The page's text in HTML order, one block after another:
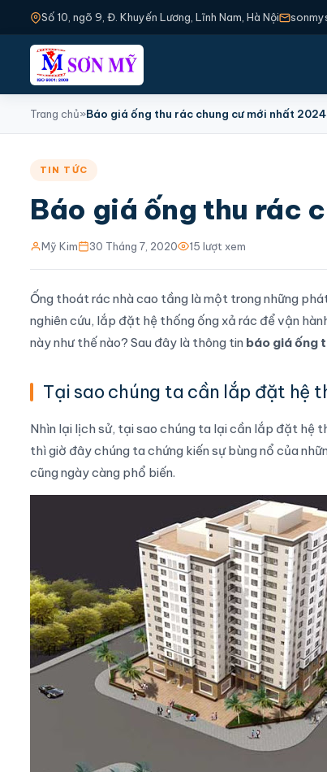
Số 10, ngõ 9, Đ. Khuyến Lương, Lĩnh Nam, Hà Nội
Trang chủ»Báo giá ống thu rác chung cư mới nhất 2024
TIN TỨC
Báo giá ống thu rác
Mỹ Kim 30 Tháng 7, 2020 15 lượt xem
Ống thoát rác nhà cao tầng là một trong những
nghiên cứu, lắp đặt hệ thống ống xả rác để vận
này như thế nào? Sau đây là thông tin báo giá ống
Tại sao chúng ta cần lắp đặt hệ
Nhìn lại lịch sử, tại sao chúng ta lại cần lắp đặt hệ
thì giờ đây chúng ta chứng kiến sự bùng nổ của
cũng ngày càng phổ biến.